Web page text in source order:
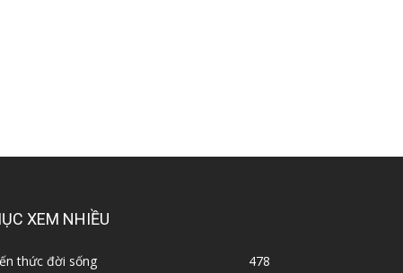
XEM NHIỀU
thức đời sống 478